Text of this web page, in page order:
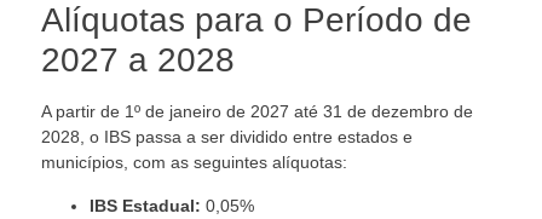
Alíquotas para o Período de
2027 a 2028
A partir de 1º de janeiro de 2027 até 31 de dezembro de
2028, o IBS passa a ser dividido entre estados e
municípios, com as seguintes alíquotas:
IBS Estadual: 0,05%